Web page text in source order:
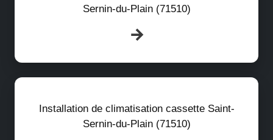
Sernin-du-Plain (71510)
Installation de climatisation cassette Saint-
Sernin-du-Plain (71510)